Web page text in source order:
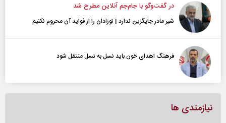
در گفت‌و‌گو با جام‌جم آنلاین مطرح شد
شیر مادر جایگزین ندارد | نوزادان را از فواید آن محروم نکنیم
فرهنگ اهدای خون باید نسل به نسل منتقل شود
نیازمندی ها